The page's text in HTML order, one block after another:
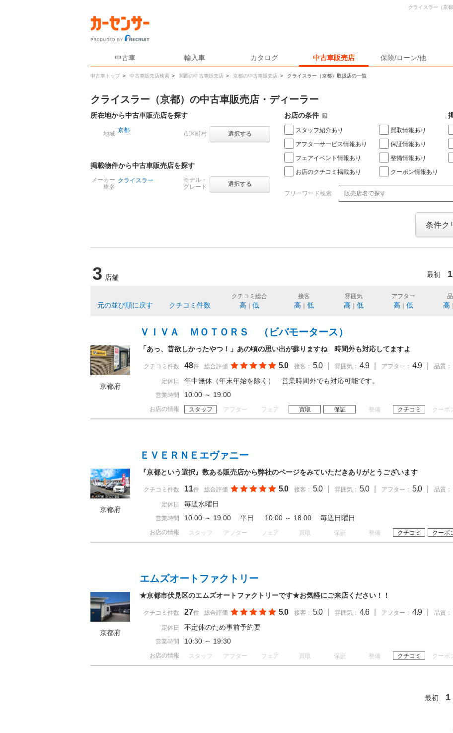
中古車 輸入車 カタログ 中古車販売店 保険/ローン/他
中古車トップ > 中古車販売店検索 > 関西の中古車販売店 > 京都の中古車販売店 > クライスラー（京都）取扱店の一覧
クライスラー（京
クライスラー（京都）の中古車販売店・ディーラー
所在地から中古車販売店を探す
地域 京都 市区町村 選択する
掲載物件から中古車販売店を探す
メーカー
車名
クライスラー
モデル・
グレード
選択する
お店の条件
スタッフ紹介あり
アフターサービス情報あり
フェアイベント情報あり
お店のクチコミ掲載あり
買取情報あり
保証情報あり
整備情報あり
クーポン情報あり
フリーワード検索
条件ク
3 店舗 最初 1
元の並び順に戻す クチコミ件数
クチコミ総合
高 低
接客
高 低
雰囲気
高 低
アフター
高 低 高
京都府
ＶＩＶＡ ＭＯＴＯＲＳ （ビバモータース）
「あっ、昔欲しかったやつ！」あの頃の思い出が蘇りますね 時間外も対応してますよ
クチコミ件数 48件 総合評価 5.0 接客： 5.0 雰囲気： 4.9 アフター： 4.9 品質：
定休日 年中無休（年末年始を除く） 営業時間外でも対応可能です。
営業時間 10:00 ～ 19:00
お店の情報 スタッフ アフター フェア 買取 保証 整備 クチコミ クーポ
京都府
ＥＶＥＲＮＥエヴァニー
『京都という選択』数ある販売店から弊社のページをみていただきありがとうございます
クチコミ件数 11件 総合評価 5.0 接客： 5.0 雰囲気： 5.0 アフター： 5.0 品質：
定休日 毎週水曜日
営業時間 10:00 ～ 19:00 平日 10:00 ～ 18:00 毎週日曜日
お店の情報 スタッフ アフター フェア 買取 保証 整備 クチコミ クーポ
京都府
エムズオートファクトリー
★京都市伏見区のエムズオートファクトリーです★お気軽にご来店ください！！
クチコミ件数 27件 総合評価 5.0 接客： 5.0 雰囲気： 4.6 アフター： 4.9 品質：
定休日 不定休のため事前予約要
営業時間 10:30 ～ 19:30
お店の情報 スタッフ アフター フェア 買取 保証 整備 クチコミ クーポ
最初 1